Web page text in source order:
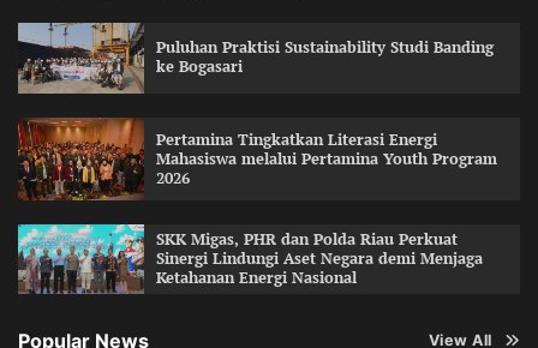
Puluhan Praktisi Sustainability Studi Banding
ke Bogasari
Pertamina Tingkatkan Literasi Energi
Mahasiswa melalui Pertamina Youth Program
2026
SKK Migas, PHR dan Polda Riau Perkuat
Sinergi Lindungi Aset Negara demi Menjaga
Ketahanan Energi Nasional
Popular News View All